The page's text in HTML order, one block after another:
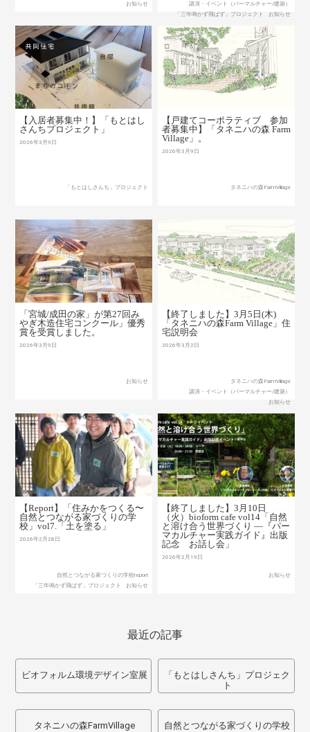
お知らせ
講演・イベント（パーマルチャー/建築）
「三年鳴かず飛ばず」プロジェクト
お知らせ
【入居者募集中！】「もとはし
さんちプロジェクト」
2026年3月9日
「もとはしさんち」プロジェクト
【戸建てコーポラティブ 参加
者募集中】「タネニハの森 Farm
Village」。
2026年3月9日
タネニハの森FarmVillage
「宮城/成田の家」が第27回み
やぎ木造住宅コンクール」優秀
賞を受賞しました。
2026年3月9日
お知らせ
【終了しました】3月5日(木)
「タネニハの森Farm Village」住
宅説明会
2026年3月2日
タネニハの森FarmVillage
講演・イベント（パーマルチャー/建築）
お知らせ
【Report】「住みかをつくる〜
自然とつながる家づくりの学
校」vol7.「土を塗る」
2026年2月28日
自然とつながる家づくりの学校report
「三年鳴かず飛ばず」プロジェクト
お知らせ
【終了しました】3月10日
（火）bioform cafe vol14「自然
と溶け合う世界づくり ―『パー
マカルチャー実践ガイド』出版
記念 お話し会」
2026年2月19日
お知らせ
最近の記事
ビオフォルム環境デザイン室展
「もとはしさんち」プロジェク
ト
タネニハの森FarmVillage 自然とつながる家づくりの学校